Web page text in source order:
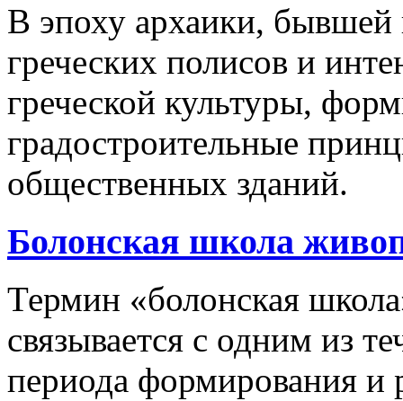
В эпоху архаики, бывшей
греческих полисов и
греческой культуры,
градостроительные
общественных зданий.
Болонская школа
Термин «болонская
связывается с одним из
периода формирования и